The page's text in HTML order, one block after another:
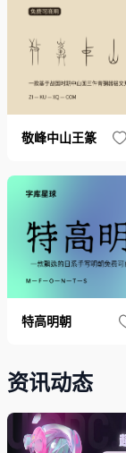
敬峰中山王篆
特高明朝
资讯动态